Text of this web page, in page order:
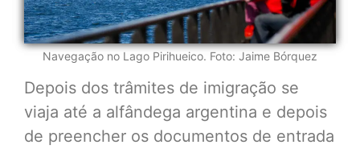
Navegação no Lago Pirihueico. Foto: Jaime Bórquez
Depois dos trâmites de imigração se
viaja até a alfândega argentina e depois
de preencher os documentos de entrada